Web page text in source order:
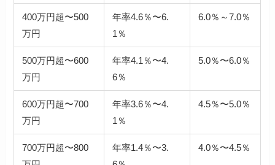
400万円超〜500
万円
年率4.6％〜6.
1％
6.0％～7.0％
500万円超〜600
万円
年率4.1％〜4.
6％
5.0％〜6.0％
600万円超〜700
万円
年率3.6％〜4.
1％
4.5％〜5.0％
700万円超〜800
年率1.4％〜3.
4.0％〜4.5％